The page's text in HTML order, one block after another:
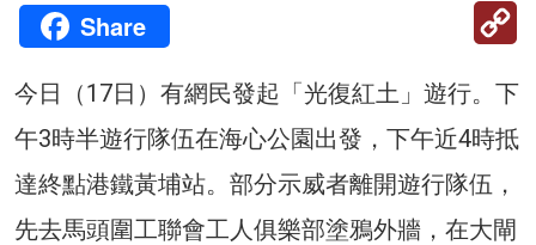
Share
今日（17日）有網民發起「光復紅土」遊行。下
午3時半遊行隊伍在海心公園出發，下午近4時抵
達終點港鐵黃埔站。部分示威者離開遊行隊伍，
先去馬頭圍工聯會工人俱樂部塗鴉外牆，在大閘